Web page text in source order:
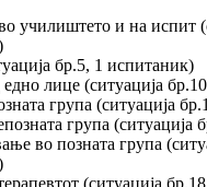
училиштето и на испит
бр.5, 1 испитаник)
лице (ситуација
група (ситуација
група (ситуација
во позната група